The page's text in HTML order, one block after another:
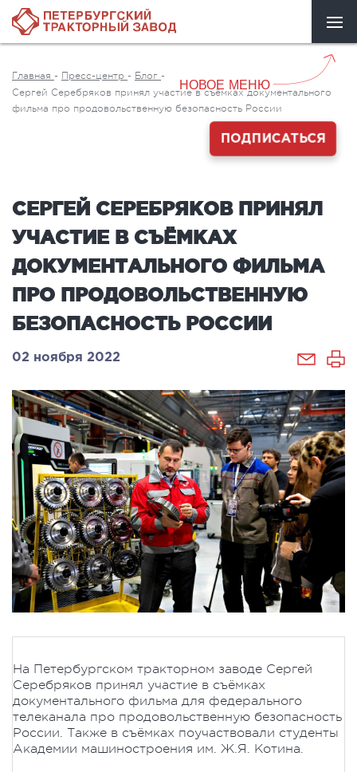
НОВОЕ МЕНЮ
Главная - Пресс-центр - Блог -
Сергей Серебряков принял участие в съёмках документального
фильма про продовольственную безопасность России
ПОДПИСАТЬСЯ
СЕРГЕЙ СЕРЕБРЯКОВ ПРИНЯЛ
УЧАСТИЕ В СЪЁМКАХ
ДОКУМЕНТАЛЬНОГО ФИЛЬМА
ПРО ПРОДОВОЛЬСТВЕННУЮ
БЕЗОПАСНОСТЬ РОССИИ
02 ноября 2022
На Петербургском тракторном заводе Сергей
Серебряков принял участие в съёмках
документального фильма для федерального
телеканала про продовольственную безопасность
России. Также в съёмках поучаствовали студенты
Академии машиностроения им. Ж.Я. Котина.